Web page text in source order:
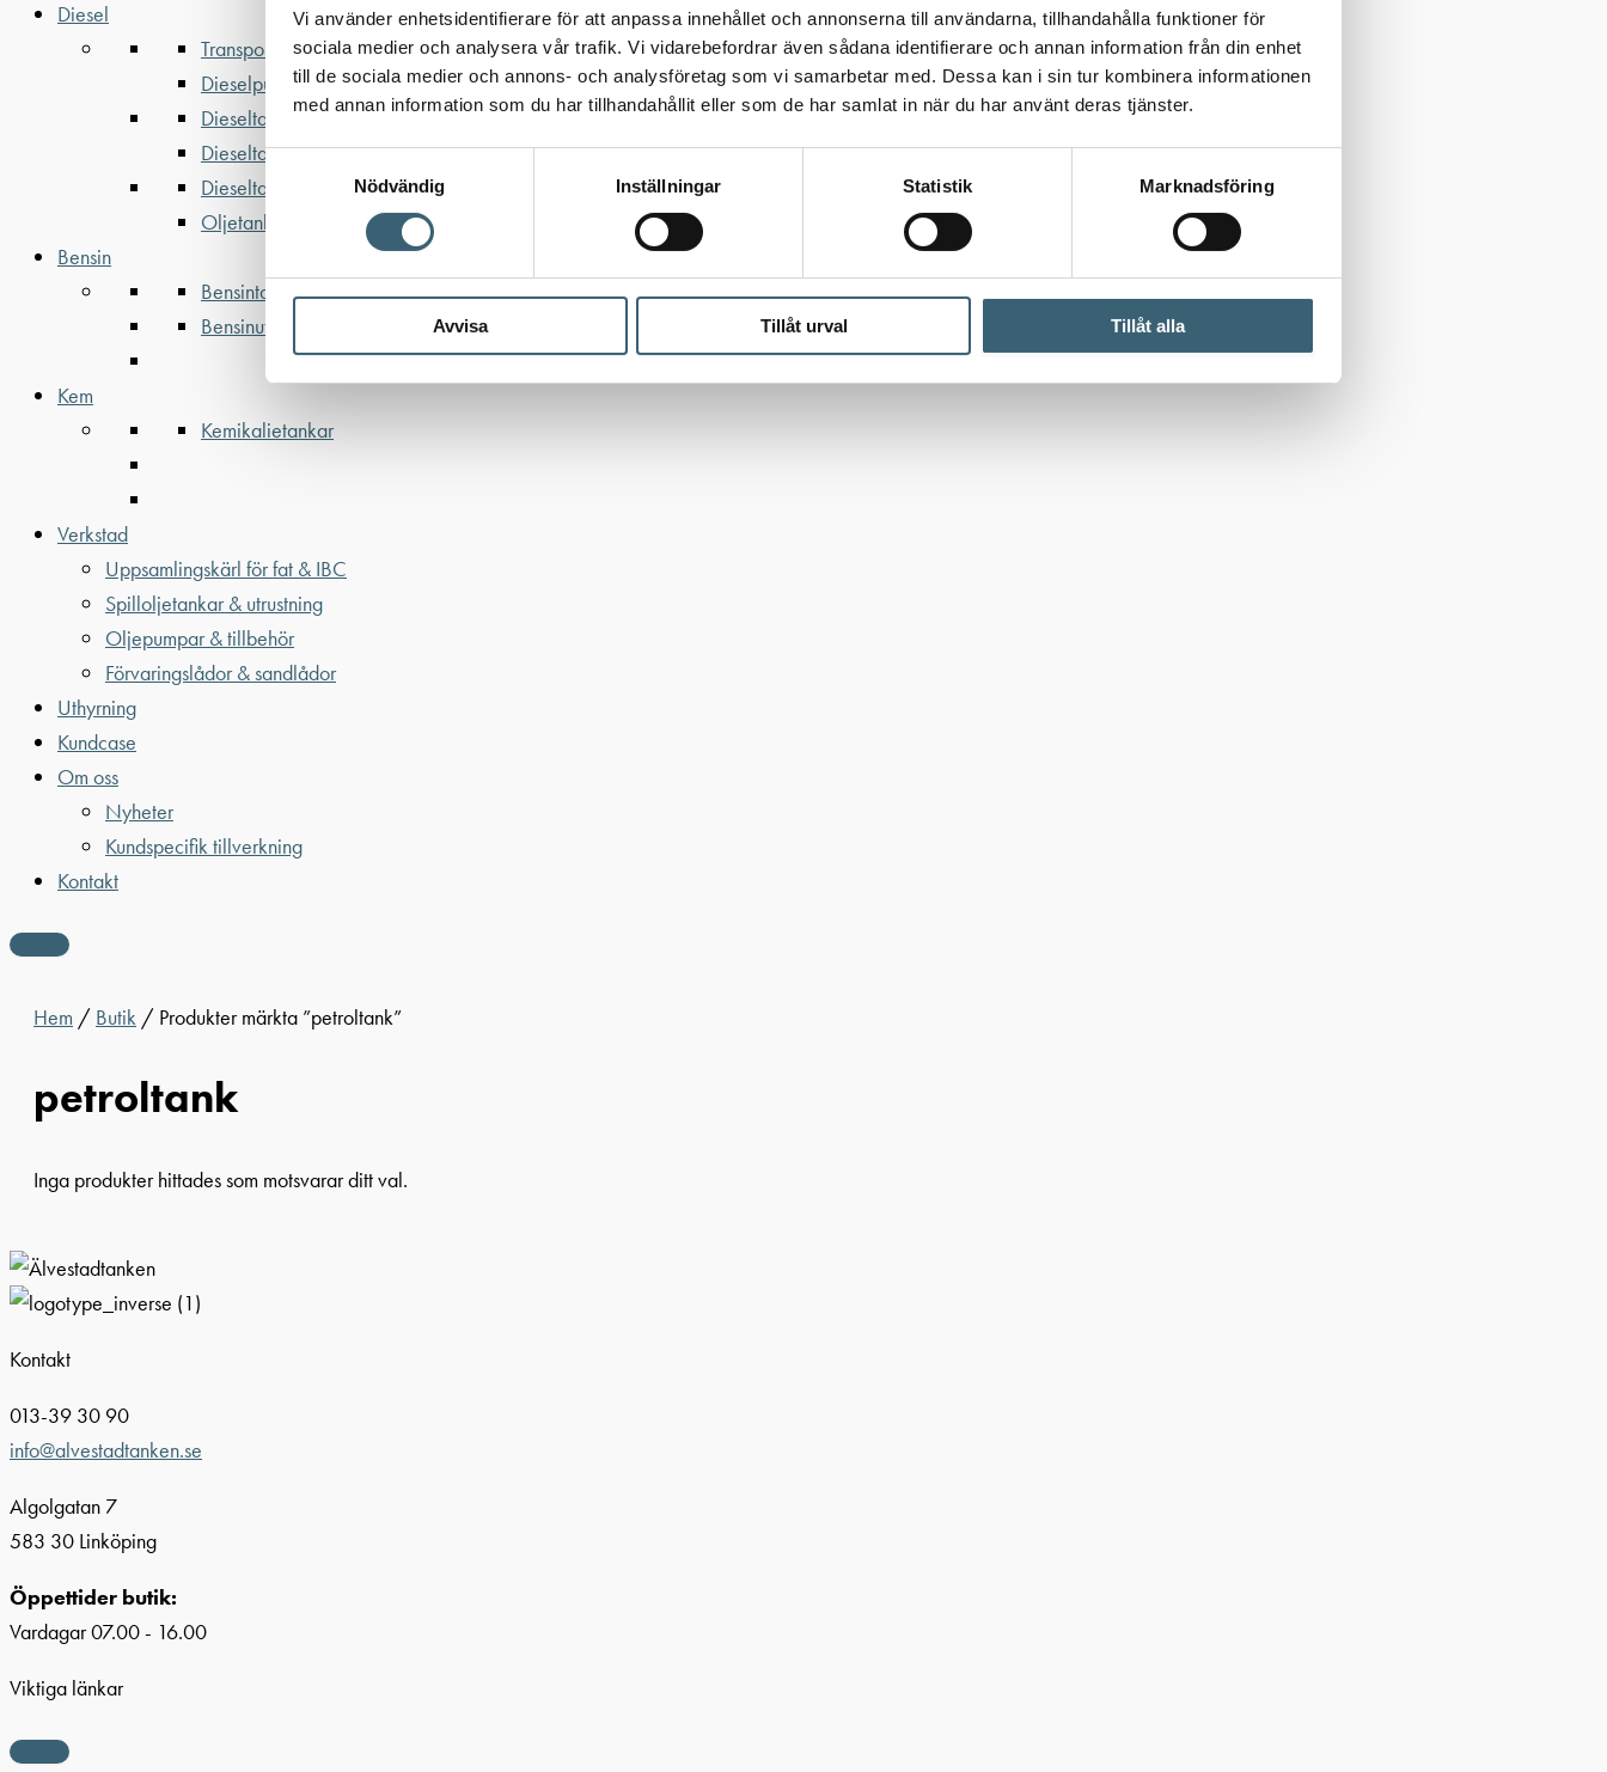
Vi använder enhetsidentifierare för att anpassa innehållet och annonserna till användarna, tillhandahålla funktioner för
sociala medier och analysera vår trafik. Vi vidarebefordrar även sådana identifierare och annan information från din enhet
till de sociala medier och annons- och analysföretag som vi samarbetar med. Dessa kan i sin tur kombinera informationen
med annan information som du har tillhandahållit eller som de har samlat in när du har använt deras tjänster.
Samtyckesval
Nödvändig
Inställningar Statistik Marknadsföring
Avvisa Tillåt urval Tillåt alla
Diesel
Transporttankar Diesel
Dieselpumpar & tillbehör
Dieseltankar 1200-9000 liter
Dieseltank reservdelar & tillbehör
Dieseltankar ADR 500-3000 liter
Oljetankar 200-9000 liter
Bensin
Bensintankar
Bensinutrustning
Kem
Kemikalietankar
Verkstad
Uppsamlingskärl för fat & IBC
Spilloljetankar & utrustning
Oljepumpar & tillbehör
Förvaringslådor & sandlådor
Uthyrning
Kundcase
Om oss
Nyheter
Kundspecifik tillverkning
Kontakt
Hem / Butik / Produkter märkta ”petroltank”
petroltank
Inga produkter hittades som motsvarar ditt val.
Kontakt
013-39 30 90
info@alvestadtanken.se
Algolgatan 7
583 30 Linköping
Öppettider butik:
Vardagar 07.00 - 16.00
Viktiga länkar